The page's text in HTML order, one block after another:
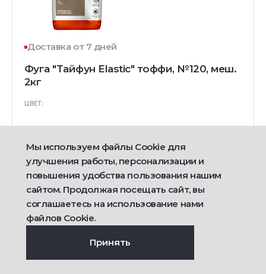
Доставка от 7 дней
Фуга "Тайфун Elastic" тоффи, №120, меш.
2кг
ЦВЕТ:
590
руб/шт
Мы используем файлы Cookie для
улучшения работы, персонализации и
повышения удобства пользования нашим
сайтом. Продолжая посещать сайт, вы
соглашаетесь на использование нами
файлов Cookie.
Принять